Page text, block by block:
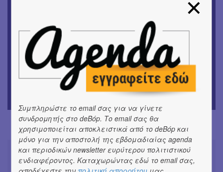
9o Φεστιβάλ Στρογγύλη στη Σαντορίνη
ΘΕΑΤΡΟ / ΧΟΡΟΣ
«Ίων» του Ευρυπίδη
ΜΟΥΣΙΚΗ
Οι Λόγος Τιμής σε πανελλαδική περιοδεία για την
Συμπληρώστε το email σας για να γίνετε
συνδρομητής στο deBόp. Το email σας θα
χρησιμοποιείται αποκλειστικά από το deBόp και
μόνο για την αποστολή της εβδομαδιαίας agenda
και περιοδικών newsletter ευρύτερου πολιτιστικού
ενδιαφέροντος. Καταχωρώντας εδώ το email σας,